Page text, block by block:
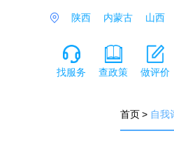
陕西 内蒙古 山西
找服务 查政策 做评价
首页> 自我